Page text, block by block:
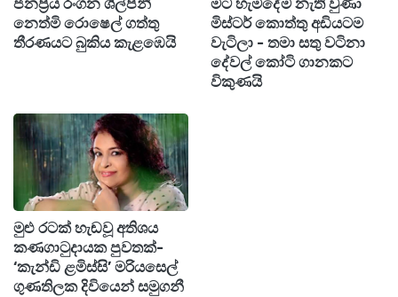
ජනප්‍රිය රංගන ශිල්පිනී
නෙත්මි රොෂෙල් ගත්තු
තීරණයට බුකිය කැළඹෙයි
මට හැමදේම නැති වුණා
මිස්ටර් කොත්තු අඩියටම
වැටිලා - තමා සතු වටිනා
දේවල් කෝටි ගානකට
විකුණයි
මුළු රටක් හැඬවූ අතිශය
කණගාටුදායක පුවතක්-
‘කැන්ඩි ළමිස්සි’ මරියසෙල්
ගුණතිලක දිවියෙන් සමුගනී